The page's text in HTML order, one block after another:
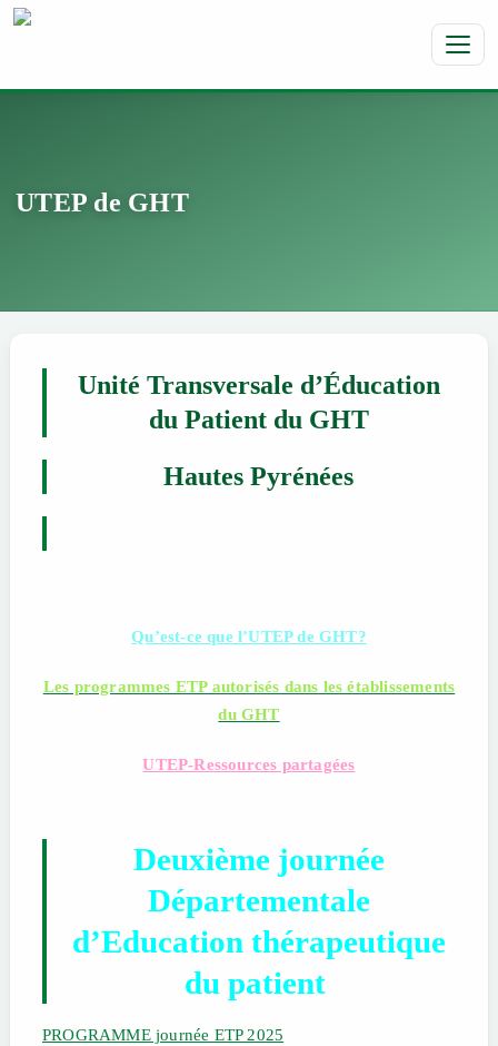
UTEP de GHT
Unité Transversale d’Éducation
du Patient du GHT
Hautes Pyrénées
Qu’est-ce que l’UTEP de GHT?
Les programmes ETP autorisés dans les établissements
du GHT
UTEP-Ressources partagées
Deuxième journée
Départementale
d’Education thérapeutique
du patient
PROGRAMME journée ETP 2025